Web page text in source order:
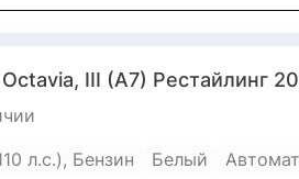
III (A7) Рестайлинг
л.с.), Бензин
Белый